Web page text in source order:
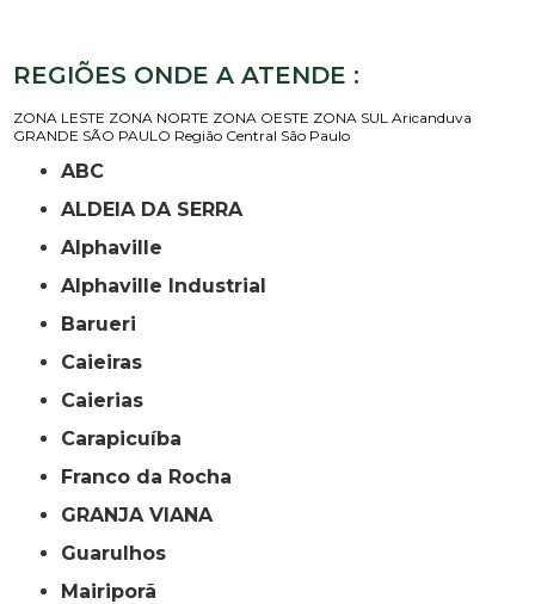
REGIÕES ONDE A ATENDE :
ZONA LESTE ZONA NORTE ZONA OESTE ZONA SUL Aricanduva
GRANDE SÃO PAULO Região Central São Paulo
ABC
ALDEIA DA SERRA
Alphaville
Alphaville Industrial
Barueri
Caieiras
Caierias
Carapicuíba
Franco da Rocha
GRANJA VIANA
Guarulhos
Mairiporã